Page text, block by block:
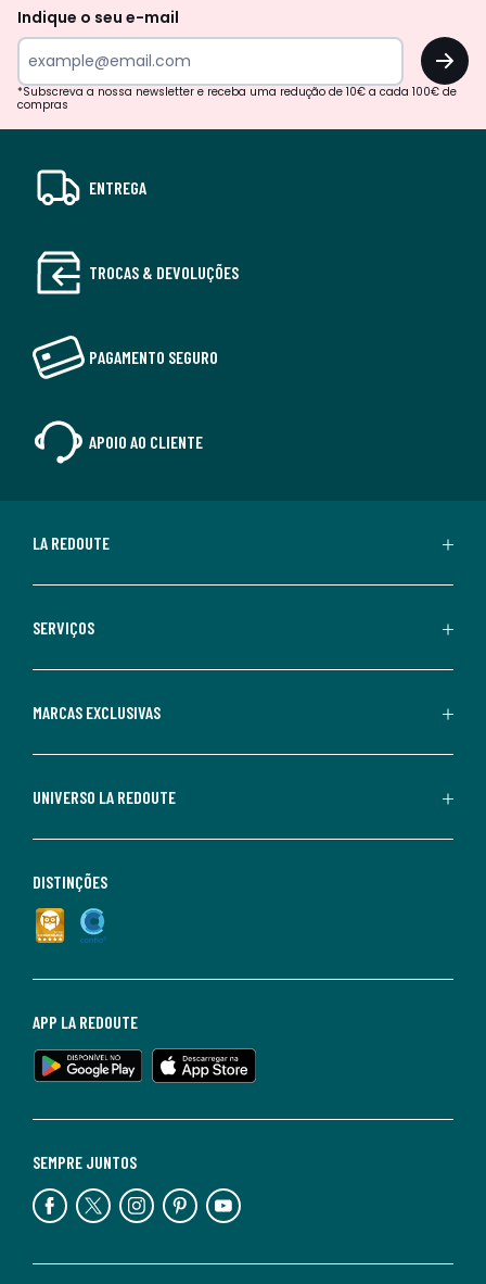
Indique o seu e-mail
OK
*Subscreva a nossa newsletter e receba uma redução de 10€ a cada 100€ de
compras
ENTREGA
TROCAS & DEVOLUÇÕES
PAGAMENTO SEGURO
APOIO AO CLIENTE
LA REDOUTE
SERVIÇOS
MARCAS EXCLUSIVAS
UNIVERSO LA REDOUTE
SEMPRE JUNTOS
APP LA REDOUTE
DISTINÇÕES